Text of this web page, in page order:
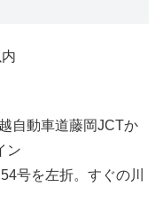
自動車道藤岡JCTか
ン
号を左折。すぐの川